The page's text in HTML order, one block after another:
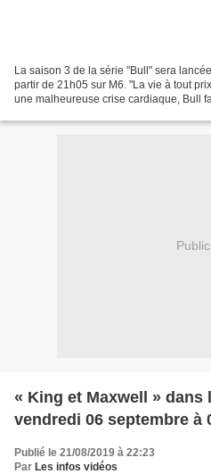
La saison 3 de la série "Bull" sera
partir de 21h05 sur M6. "La vie à tout
une malheureuse crise cardiaque, Bull
« King et Maxwell » dans
vendredi 06 septembre à
Publié le 21/08/2019 à 22:23
Par Les infos vidéos